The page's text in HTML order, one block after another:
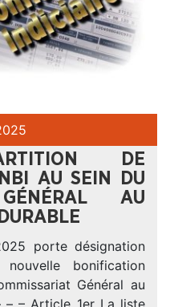
DE
AU SEIN DU
GÉNÉRAL AU
porte désignation
bonification
Général au
– – Article 1er La liste